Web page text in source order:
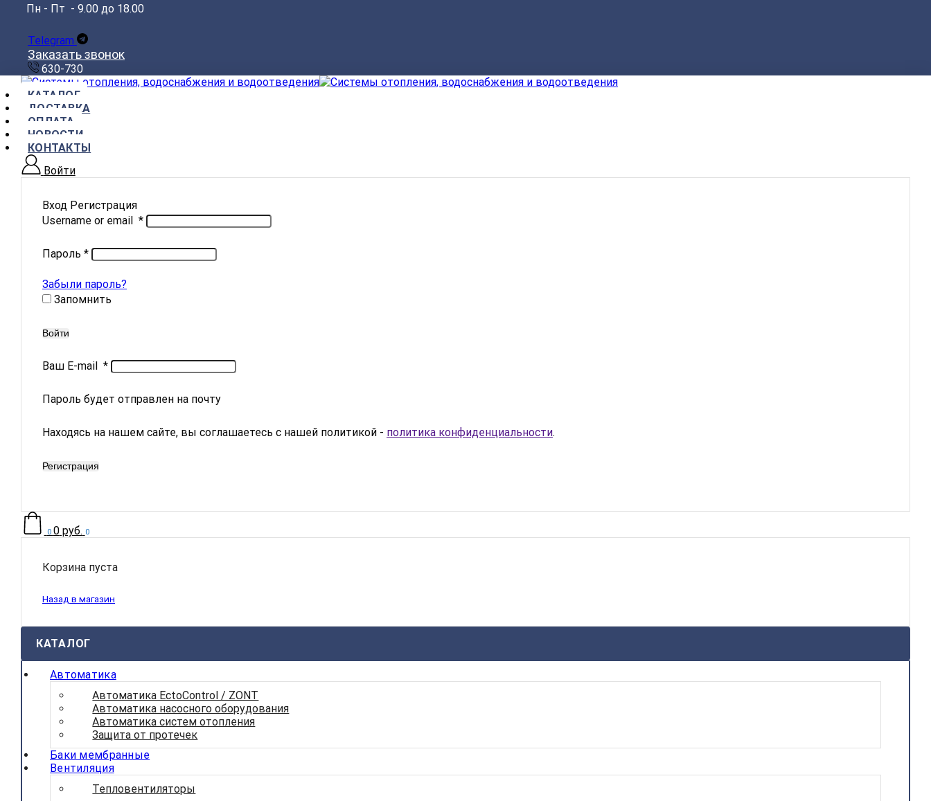
Пн - Пт - 9.00 до 18.00
Telegram
Заказать звонок
630-730
КАТАЛОГ
ДОСТАВКА
ОПЛАТА
НОВОСТИ
КОНТАКТЫ
Войти
Вход Регистрация
Username or email *
Пароль *
Забыли пароль?
Запомнить
Войти
Ваш E-mail *
Пароль будет отправлен на почту
Находясь на нашем сайте, вы соглашаетесь с нашей политикой - политика конфиденциальности.
Регистрация
0 0руб. 0
Корзина пуста
Назад в магазин
КАТАЛОГ
Автоматика
Автоматика EctoControl / ZONT
Автоматика насосного оборудования
Автоматика систем отопления
Защита от протечек
Баки мембранные
Вентиляция
Тепловентиляторы